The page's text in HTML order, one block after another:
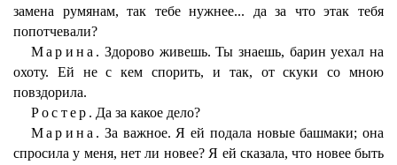
замена румянам, так тебе нужнее... да за что этак тебя
попотчевали?
Марина. Здорово живешь. Ты знаешь, барин уехал на
охоту. Ей не с кем спорить, и так, от скуки со мною
повздорила.
Ростер. Да за какое дело?
Марина. За важное. Я ей подала новые башмаки; она
спросила у меня, нет ли новее? Я ей сказала, что новее быть